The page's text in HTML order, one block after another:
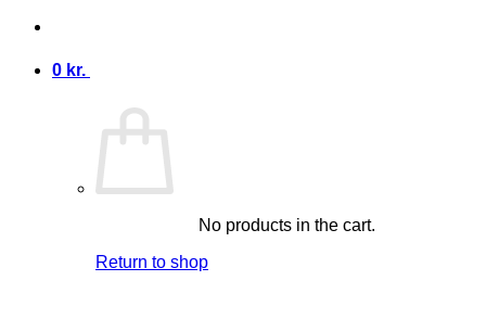
Skip
content
0 kr.
No products in the cart.
Return to shop